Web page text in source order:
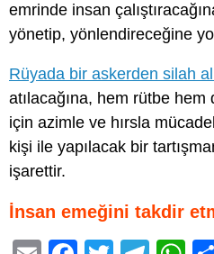
emrinde insan
yönetip, yönlendireceğine
Rüyada bir askerden silah
atılacağına, hem rütbe
için azimle ve hırsla
kişi ile yapılacak bir
işarettir.
İnsan emeğini takdir